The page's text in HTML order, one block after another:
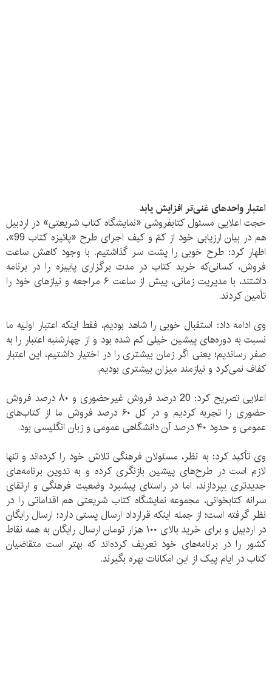
اعتبار واحدهای غنی‌تر افزایش یابد
حجت اعلایی مسئول کتابفروشی «نمایشگاه کتاب شریعتی» در اردبیل
هم در بیان ارزیابی خود از کمّ و کیف اجرای طرح «پائیزه کتاب 99»،
اظهار کرد: طرح خوبی را پشت سر گذاشتیم. با وجود کاهش ساعت
فروش، کسانی‌که خرید کتاب در مدت برگزاری پاییزه را در برنامه
داشتند، با مدیریت زمانی، پیش از ساعت ۶ مراجعه و نیازهای خود را
تأمین کردند.
وی ادامه داد: استقبال خوبی را شاهد بودیم، فقط اینکه اعتبار اولیه ما
نسبت به دوره‌های پیشین خیلی کم شده بود و از چهارشنبه اعتبار را به
صفر رساندیم؛ یعنی اگر زمان بیشتری را در اختیار داشتیم، این اعتبار
کفاف نمی‌کرد و نیازمند میزان بیشتری بودیم.
اعلایی تصریح کرد: 20 درصد فروش غیرحضوری و ۸۰ درصد فروش
حضوری را تجربه کردیم و در کل ۶۰ درصد فروش ما از کتاب‌های
عمومی و حدود ۴۰ درصد آن دانشگاهی عمومی و زبان انگلیسی بود.
وی تأکید کرد: به نظر، مسئولان فرهنگی تلاش خود را کرده‌اند و تنها
لازم است در طرح‌های پیشین بازنگری کرده و به تدوین برنامه‌های
جدیدتری بپردازند، اما در راستای پیشبرد وضعیت فرهنگی و ارتقای
سرانه کتابخوانی، مجموعه نمایشگاه کتاب شریعتی هم اقداماتی را در
نظر گرفته است؛ از جمله اینکه قرارداد ارسال پستی دارد؛ ارسال رایگان
در اردبیل و برای خرید بالای ۱۰۰ هزار تومان ارسال رایگان به همه نقاط
کشور را در برنامه‌های خود تعریف کرده‌اند که بهتر است متقاضیان
کتاب در ایام پیک از این امکانات بهره بگیرند.